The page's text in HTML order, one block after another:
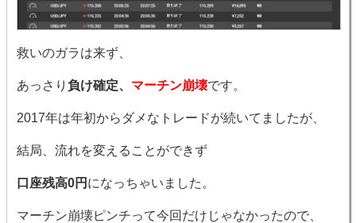
救いのガラは来ず、
あっさり 負け確定、 マーチン崩壊です。
2017年は年初からダメなトレードが続いてましたが、
結局、流れを変えることができず
口座残高0円 になっちゃいました。
マーチン崩壊ピンチって今回だけじゃなかったので、